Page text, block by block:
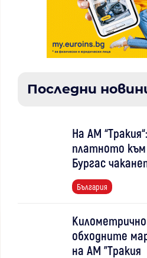
Последни
На АМ
платното
Бургас
България
обходните
на АМ "Тракия